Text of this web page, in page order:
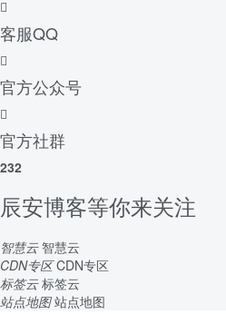
客服QQ
官方公众号
官方社群
232
辰安博客等你来关注
智慧云 智慧云
CDN专区 CDN专区
标签云 标签云
站点地图 站点地图